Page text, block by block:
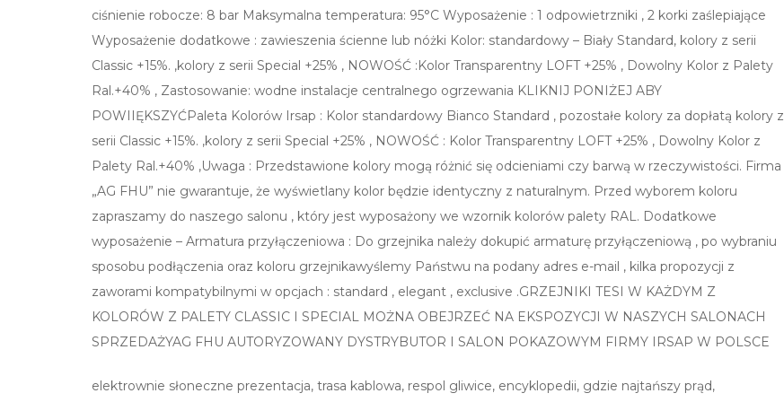
ciśnienie robocze: 8 bar Maksymalna temperatura: 95°C Wyposażenie : 1 odpowietrzniki , 2 korki zaślepiające
Wyposażenie dodatkowe : zawieszenia ścienne lub nóżki Kolor: standardowy – Biały Standard, kolory z serii
Classic +15%. ,kolory z serii Special +25% , NOWOŚĆ :Kolor Transparentny LOFT +25% , Dowolny Kolor z Palety
Ral.+40% , Zastosowanie: wodne instalacje centralnego ogrzewania KLIKNIJ PONIŻEJ ABY
POWIIĘKSZYĆPaleta Kolorów Irsap : Kolor standardowy Bianco Standard , pozostałe kolory za dopłatą kolory z
serii Classic +15%. ,kolory z serii Special +25% , NOWOŚĆ : Kolor Transparentny LOFT +25% , Dowolny Kolor z
Palety Ral.+40% ,Uwaga : Przedstawione kolory mogą różnić się odcieniami czy barwą w rzeczywistości. Firma
„AG FHU” nie gwarantuje, że wyświetlany kolor będzie identyczny z naturalnym. Przed wyborem koloru
zapraszamy do naszego salonu , który jest wyposażony we wzornik kolorów palety RAL. Dodatkowe
wyposażenie – Armatura przyłączeniowa : Do grzejnika należy dokupić armaturę przyłączeniową , po wybraniu
sposobu podłączenia oraz koloru grzejnikawyślemy Państwu na podany adres e-mail , kilka propozycji z
zaworami kompatybilnymi w opcjach : standard , elegant , exclusive .GRZEJNIKI TESI W KAŻDYM Z
KOLORÓW Z PALETY CLASSIC I SPECIAL MOŻNA OBEJRZEĆ NA EKSPOZYCJI W NASZYCH SALONACH
SPRZEDAŻYAG FHU AUTORYZOWANY DYSTRYBUTOR I SALON POKAZOWYM FIRMY IRSAP W POLSCE
elektrownie słoneczne prezentacja, trasa kablowa, respol gliwice, encyklopedii, gdzie najtańszy prąd,